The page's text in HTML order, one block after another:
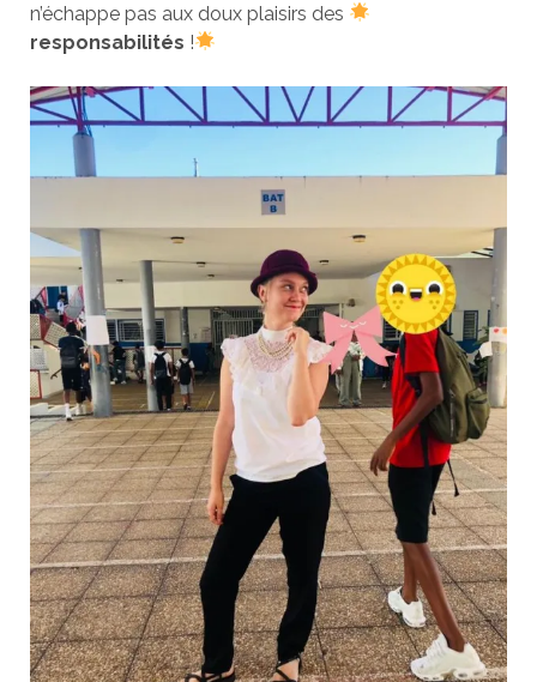
n’échappe pas aux doux plaisirs des
responsabilités !